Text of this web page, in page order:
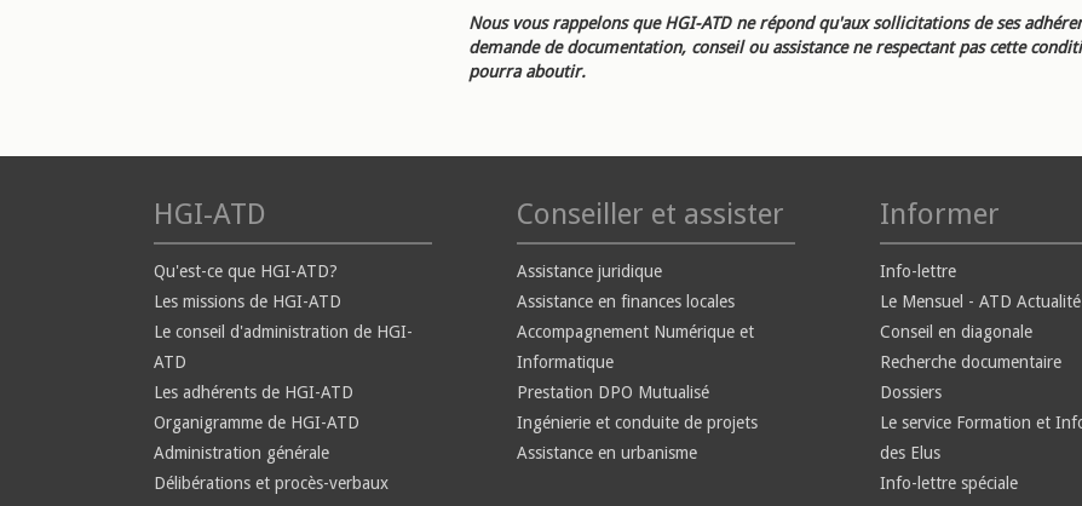
Nous vous rappelons que HGI-ATD ne répond qu'aux sollicitations de ses
demande de documentation, conseil ou assistance ne respectant pas cette
pourra aboutir.
HGI-ATD
Qu'est-ce que HGI-ATD?
Les missions de HGI-ATD
Le conseil d'administration de HGI-
ATD
Les adhérents de HGI-ATD
Organigramme de HGI-ATD
Administration générale
Délibérations et procès-verbaux
Conseiller et assister
Assistance juridique
Assistance en finances locales
Accompagnement Numérique et
Informatique
Prestation DPO Mutualisé
Ingénierie et conduite de projets
Assistance en urbanisme
Informer
Info-lettre
Le Mensuel - ATD Actualité
Conseil en diagonale
Recherche documentaire
Dossiers
Le service Formation et
des Elus
Info-lettre spéciale